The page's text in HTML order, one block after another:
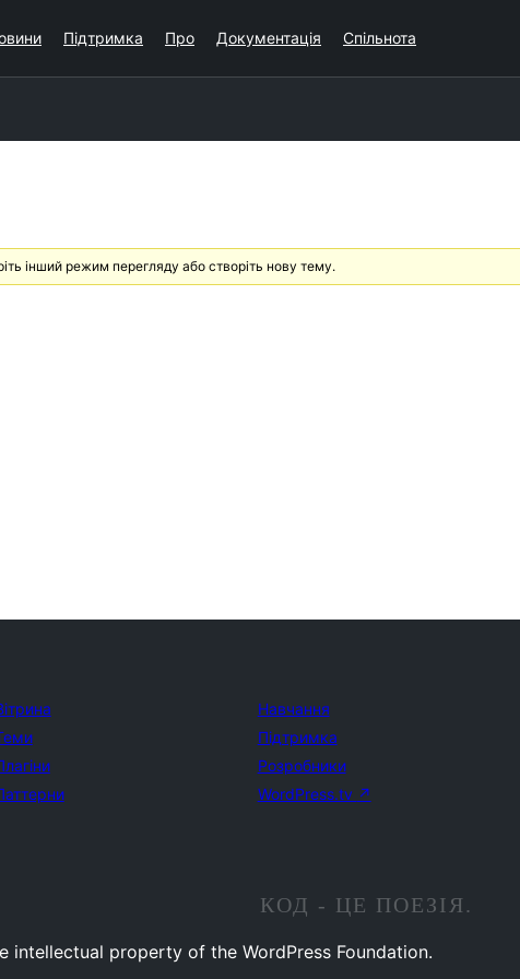
Підтримка Про Документація Спільнота
інший режим перегляду або створіть нову тему.
Навчання
Підтримка
Розробники
WordPress.tv ↗
КОД - ЦЕ ПОЕЗІЯ.
intellectual property of the WordPress Foundation.